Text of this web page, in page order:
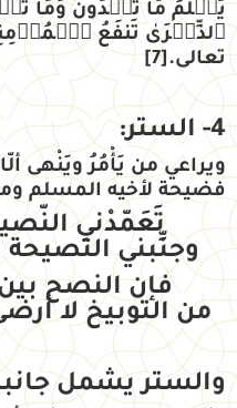
يَعۡلَمُ مَا تُبۡدُونَ وَمَا
ٱلذِّكۡرَىٰ تَنفَعُ
تعالى.[7]
4- الستر:
ويراعي من يَأْمُرُ ويَنْهى
فضيحة لأخيه المسلم
تَعَمّدْني
وجنِّبني
فإن النصح
من التوبيخ لا
والستر يشمل